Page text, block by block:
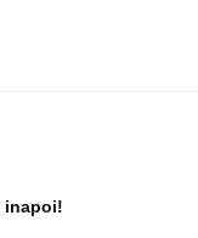
inapoi!